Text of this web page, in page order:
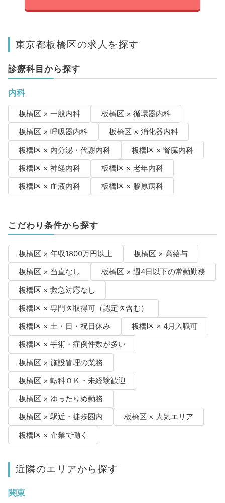
東京都板橋区の求人を探す
診療科目から探す
内科
板橋区 × 一般内科
板橋区 × 循環器内科
板橋区 × 呼吸器内科
板橋区 × 消化器内科
板橋区 × 内分泌・代謝内科
板橋区 × 腎臓内科
板橋区 × 神経内科
板橋区 × 老年内科
板橋区 × 血液内科
板橋区 × 膠原病科
こだわり条件から探す
板橋区 × 年収1800万円以上
板橋区 × 高給与
板橋区 × 当直なし
板橋区 × 週4日以下の常勤勤務
板橋区 × 救急対応なし
板橋区 × 専門医取得可（認定医含む）
板橋区 × 土・日・祝日休み
板橋区 × 4月入職可
板橋区 × 手術・症例件数が多い
板橋区 × 施設管理の業務
板橋区 × 転科ＯＫ・未経験歓迎
板橋区 × ゆったりめ勤務
板橋区 × 駅近・徒歩圏内
板橋区 × 人気エリア
板橋区 × 企業で働く
近隣のエリアから探す
関東